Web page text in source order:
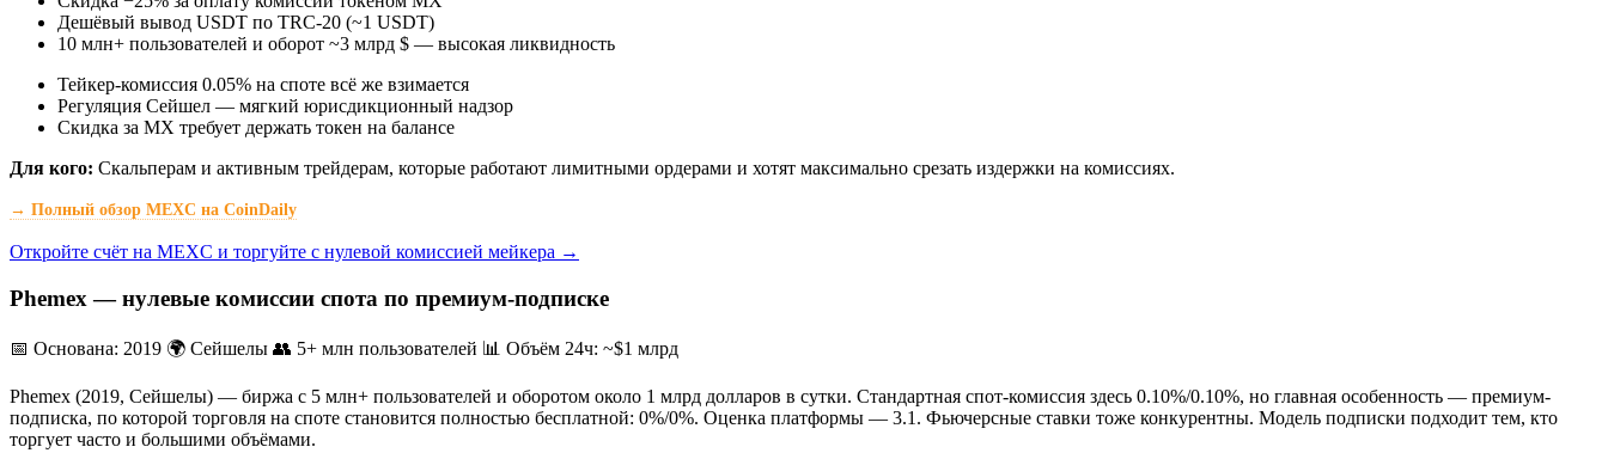
Дешёвый вывод USDT по TRC-20 (~1 USDT)
10 млн+ пользователей и оборот ~3 млрд $ — высокая ликвидность
Тейкер-комиссия 0.05% на споте всё же взимается
Регуляция Сейшел — мягкий юрисдикционный надзор
Скидка за MX требует держать токен на балансе
Для кого: Скальперам и активным трейдерам, которые работают лимитными ордерами и хотят максимально срезать издержки на комиссиях.
→ Полный обзор MEXC на CoinDaily
Откройте счёт на MEXC и торгуйте с нулевой комиссией мейкера →
Phemex — нулевые комиссии спота по премиум-подписке
📅 Основана: 2019 🌍 Сейшелы 👥 5+ млн пользователей 📊 Объём 24ч: ~$1 млрд
Phemex (2019, Сейшелы) — биржа с 5 млн+ пользователей и оборотом около 1 млрд долларов в сутки. Стандартная спот-комиссия здесь 0.10%/0.10%, но главная особенность — премиум-
подписка, по которой торговля на споте становится полностью бесплатной: 0%/0%. Оценка платформы — 3.1. Фьючерсные ставки тоже конкурентны. Модель подписки подходит тем, кто
торгует часто и большими объёмами.